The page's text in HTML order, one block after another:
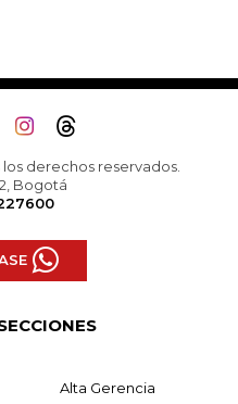
derechos reservados.
Bogotá
Alta Gerencia